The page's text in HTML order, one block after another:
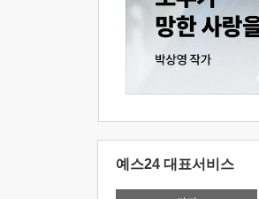
예스24 대표서비스